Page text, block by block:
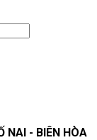
NAI - BIÊN HÒA